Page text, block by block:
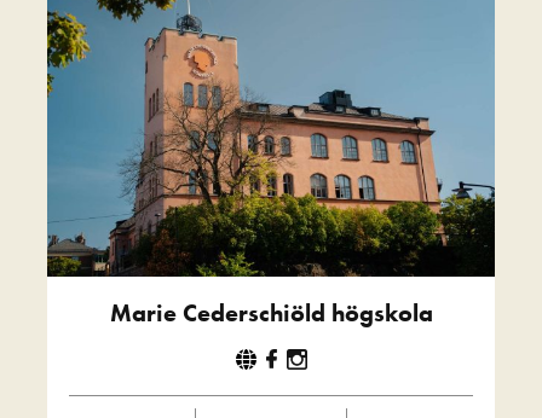
Marie Cederschiöld högskola